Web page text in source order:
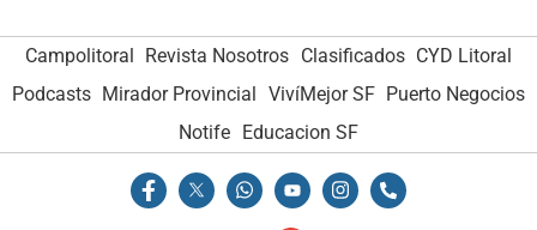
Campolitoral Revista Nosotros Clasificados CYD Litoral
Podcasts Mirador Provincial VivíMejor SF Puerto Negocios
Notife Educacion SF